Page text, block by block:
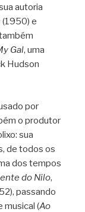
autoria
(1950) e
Gal, uma
Hudson
por
o produtor
sua
de todos os
dos tempos
do Nilo,
passando
musical (Ao